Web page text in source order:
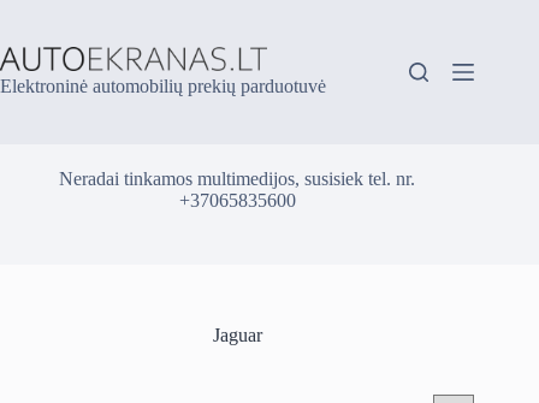
content
Elektroninė automobilių prekių parduotuvė
Neradai tinkamos multimedijos, susisiek tel. nr.
+37065835600
Jaguar